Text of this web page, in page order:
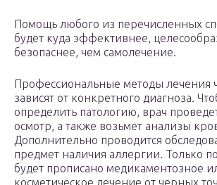
Помощь любого из перечисленных
будет куда эффективнее,
безопаснее, чем самолечение.
Профессиональные методы лечения
зависят от конкретного диагноза.
определить патологию, врач
осмотр, а также возьмет анализы
Дополнительно проводится
предмет наличия аллергии. Только
будет прописано медикаментозное
косметическое лечение от черных